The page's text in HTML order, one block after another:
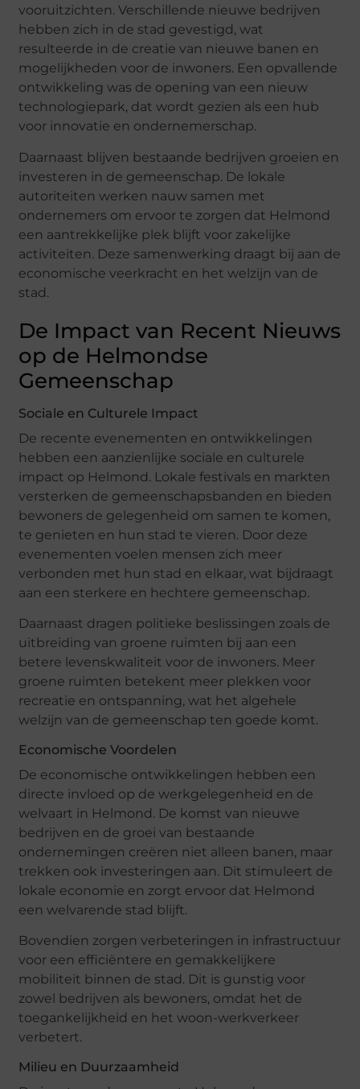
vooruitzichten. Verschillende nieuwe bedrijven
hebben zich in de stad gevestigd, wat
resulteerde in de creatie van nieuwe banen en
mogelijkheden voor de inwoners. Een opvallende
ontwikkeling was de opening van een nieuw
technologiepark, dat wordt gezien als een hub
voor innovatie en ondernemerschap.
Daarnaast blijven bestaande bedrijven groeien en
investeren in de gemeenschap. De lokale
autoriteiten werken nauw samen met
ondernemers om ervoor te zorgen dat Helmond
een aantrekkelijke plek blijft voor zakelijke
activiteiten. Deze samenwerking draagt bij aan de
economische veerkracht en het welzijn van de
stad.
De Impact van Recent Nieuws
op de Helmondse
Gemeenschap
Sociale en Culturele Impact
De recente evenementen en ontwikkelingen
hebben een aanzienlijke sociale en culturele
impact op Helmond. Lokale festivals en markten
versterken de gemeenschapsbanden en bieden
bewoners de gelegenheid om samen te komen,
te genieten en hun stad te vieren. Door deze
evenementen voelen mensen zich meer
verbonden met hun stad en elkaar, wat bijdraagt
aan een sterkere en hechtere gemeenschap.
Daarnaast dragen politieke beslissingen zoals de
uitbreiding van groene ruimten bij aan een
betere levenskwaliteit voor de inwoners. Meer
groene ruimten betekent meer plekken voor
recreatie en ontspanning, wat het algehele
welzijn van de gemeenschap ten goede komt.
Economische Voordelen
De economische ontwikkelingen hebben een
directe invloed op de werkgelegenheid en de
welvaart in Helmond. De komst van nieuwe
bedrijven en de groei van bestaande
ondernemingen creëren niet alleen banen, maar
trekken ook investeringen aan. Dit stimuleert de
lokale economie en zorgt ervoor dat Helmond
een welvarende stad blijft.
Bovendien zorgen verbeteringen in infrastructuur
voor een efficiëntere en gemakkelijkere
mobiliteit binnen de stad. Dit is gunstig voor
zowel bedrijven als bewoners, omdat het de
toegankelijkheid en het woon-werkverkeer
verbetert.
Milieu en Duurzaamheid